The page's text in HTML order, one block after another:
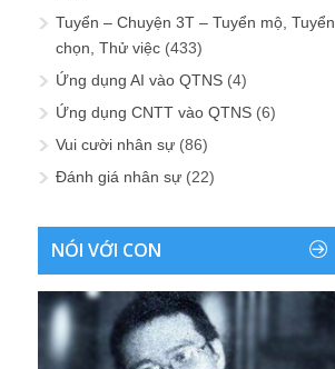
Tuyển – Chuyện 3T – Tuyển mộ, Tuyển
chọn, Thử việc (433)
Ứng dụng AI vào QTNS (4)
Ứng dụng CNTT vào QTNS (6)
Vui cười nhân sự (86)
Đánh giá nhân sự (22)
NÓI VỚI CON